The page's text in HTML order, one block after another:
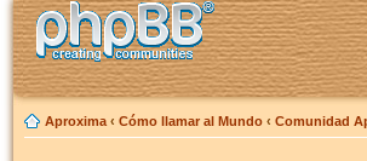
Aproxima ‹ Cómo llamar al Mundo ‹ Comunidad